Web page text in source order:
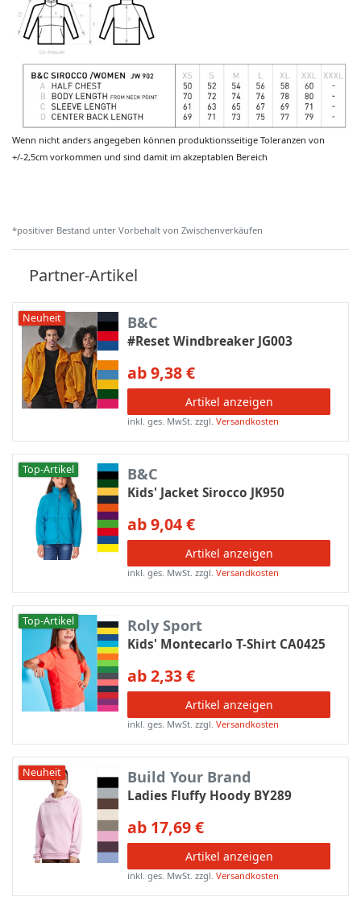
Wenn nicht anders angegeben können produktionsseitige Toleranzen von
+/-2,5cm vorkommen und sind damit im akzeptablen Bereich
*positiver Bestand unter Vorbehalt von Zwischenverkäufen
Partner-Artikel
Neuheit B&C
#Reset Windbreaker JG003
ab 9,38 €
Artikel anzeigen
inkl. ges. MwSt. zzgl.Versandkosten
Top-Artikel B&C
Kids' Jacket Sirocco JK950
ab 9,04 €
Artikel anzeigen
inkl. ges. MwSt. zzgl.Versandkosten
Top-Artikel Roly Sport
Kids' Montecarlo T-Shirt CA0425
ab 2,33 €
Artikel anzeigen
inkl. ges. MwSt. zzgl.Versandkosten
Neuheit Build Your Brand
Ladies Fluffy Hoody BY289
ab 17,69 €
Artikel anzeigen
inkl. ges. MwSt. zzgl.Versandkosten